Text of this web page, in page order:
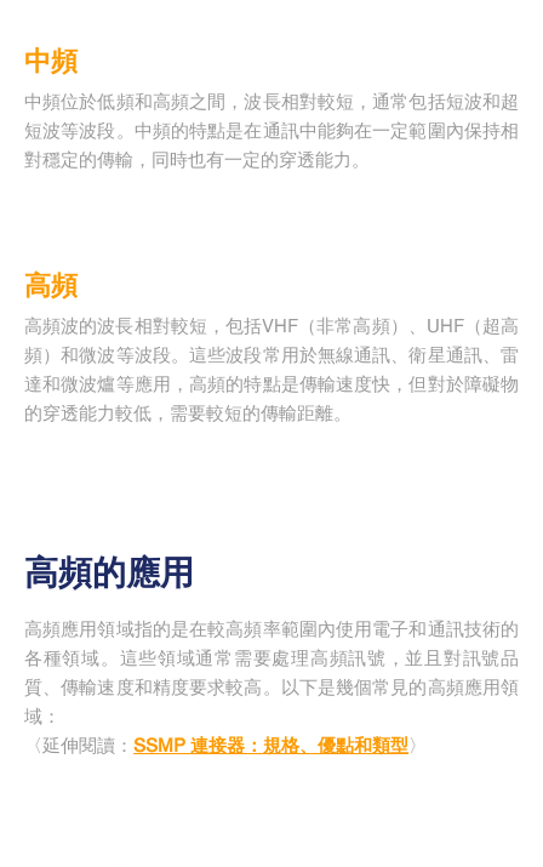
中頻
中頻位於低頻和高頻之間，波長相對較短，通常包括短波和超
短波等波段。中頻的特點是在通訊中能夠在一定範圍內保持相
對穩定的傳輸，同時也有一定的穿透能力。
高頻
高頻波的波長相對較短，包括VHF（非常高頻）、UHF（超高
頻）和微波等波段。這些波段常用於無線通訊、衛星通訊、雷
達和微波爐等應用，高頻的特點是傳輸速度快，但對於障礙物
的穿透能力較低，需要較短的傳輸距離。
高頻的應用
高頻應用領域指的是在較高頻率範圍內使用電子和通訊技術的
各種領域。這些領域通常需要處理高頻訊號，並且對訊號品
質、傳輸速度和精度要求較高。以下是幾個常見的高頻應用領
域：
〈延伸閱讀： SSMP 連接器：規格、優點和類型〉